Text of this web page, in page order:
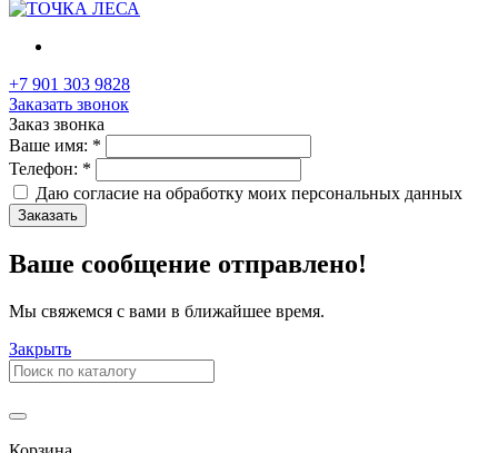
+7 901 303 9828
Заказать звонок
Заказ звонка
Ваше имя: *
Телефон: *
Даю согласие на обработку моих персональных данных
Заказать
Ваше сообщение отправлено!
Мы свяжемся с вами в ближайшее время.
Закрыть